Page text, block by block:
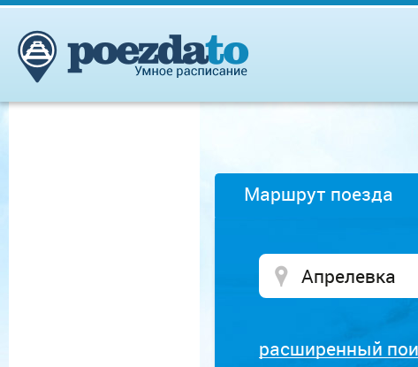
Маршрут поезда
расширенный